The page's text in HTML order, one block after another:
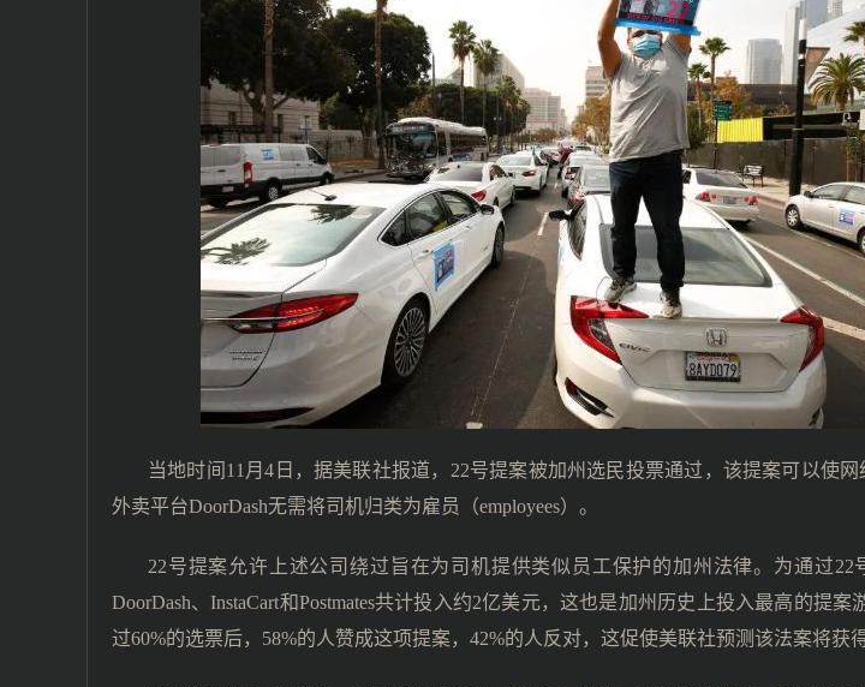
当地时间11月4日，据美联社报道，22号提案被加州选民投票通过，该提案可以使网
外卖平台DoorDash无需将司机归类为雇员（employees）。
22号提案允许上述公司绕过旨在为司机提供类似员工保护的加州法律。为通过22
DoorDash、InstaCart和Postmates共计投入约2亿美元，这也是加州历史上投入最高的提
过60%的选票后，58%的人赞成这项提案，42%的人反对，这促使美联社预测该法案将获